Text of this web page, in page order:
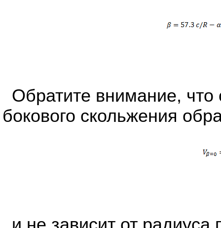
Обратите внимание, что
бокового скольжения